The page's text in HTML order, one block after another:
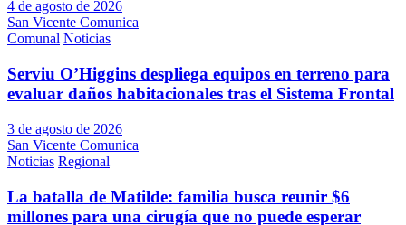
4 de agosto de 2026
San Vicente Comunica
Comunal Noticias
Serviu O’Higgins despliega equipos en terreno para
evaluar daños habitacionales tras el Sistema Frontal
3 de agosto de 2026
San Vicente Comunica
Noticias Regional
La batalla de Matilde: familia busca reunir $6
millones para una cirugía que no puede esperar